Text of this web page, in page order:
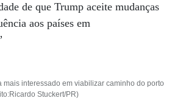
de que Trump aceite mudanças
aos países em
mais interessado em viabilizar caminho do porto
Stuckert/PR)